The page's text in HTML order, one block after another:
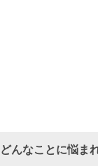
んなことに悩ま